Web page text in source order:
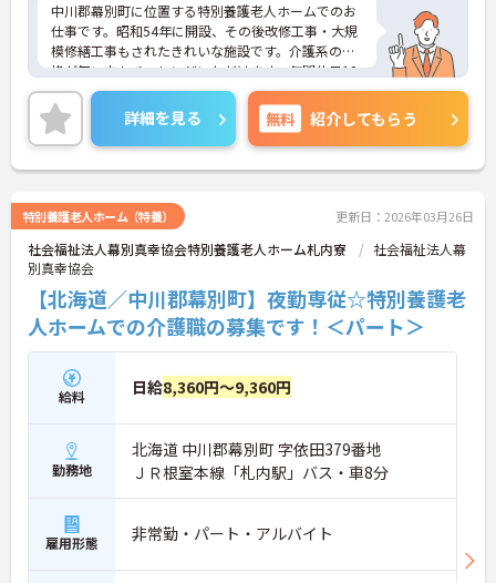
中川郡幕別町に位置する特別養護老人ホームでのお
仕事です。昭和54年に開設、その後改修工事・大規
模修繕工事もされたきれいな施設です。介護系の資
格が無い方もチャレンジいただけます。年間休日12
0日以上と多くワークライフバランスを重視した働
き方も叶います。ご興味のある方には、面接対策ポ
イントなど、さらに詳細をお話しいたしますのでお
気軽にご相談ください！
詳細を見る 無料 紹介してもらう
特別養護老人ホーム（特養） 更新日：2026年03月26日
社会福祉法人幕別真幸協会特別養護老人ホーム札内寮
社会福祉法人幕
別真幸協会
【北海道／中川郡幕別町】夜勤専従☆特別養護老
人ホームでの介護職の募集です！＜パート＞
給料 日給8,360円～9,360円
勤務地
北海道 中川郡幕別町 字依田379番地
ＪＲ根室本線「札内駅」バス・車8分
雇用形態 非常勤・パート・アルバイト